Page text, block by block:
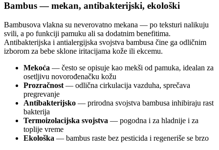
Bambus — mekan, antibakterijski, ekološki
Bambusova vlakna su neverovatno mekana — po teksturi nalikuju
svili, a po funkciji pamuku ali sa dodatnim benefitima.
Antibakterijska i antialergijska svojstva bambusa čine ga odličnim
izborom za bebe sklone iritacijama kože ili ekcemu.
Mekoća — često se opisuje kao mekši od pamuka, idealan za
osetljivu novorođenačku kožu
Prozračnost — odlična cirkulacija vazduha, sprečava
pregrevanje
Antibakterijsko — prirodna svojstva bambusa inhibiraju rast
bakterija
Termoizolacijska svojstva — pogodna i za hladnije i za
toplije vreme
Ekološka — bambus raste bez pesticida i regeneriše se brzo